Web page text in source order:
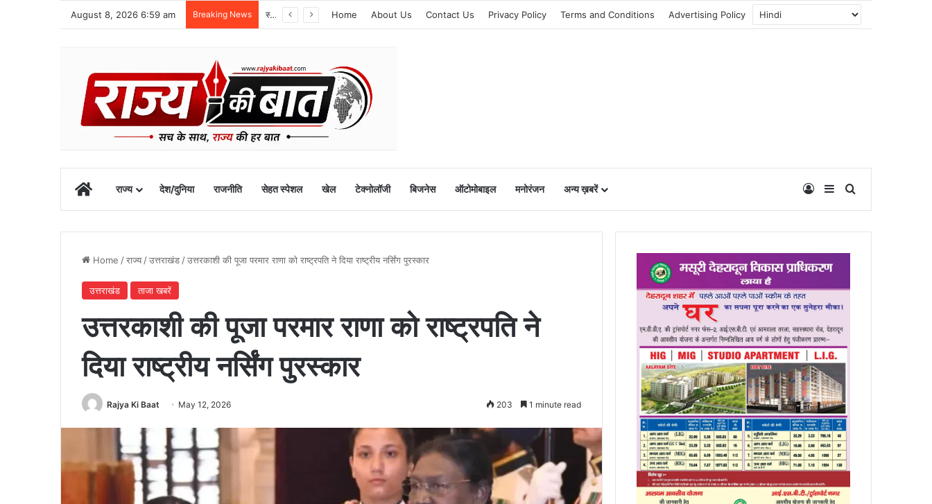
August 8, 2026 6:59 am Breaking News स्वतंत्रता दिवस समारोह की तैयारियां तेज, डीएम ने की तैयारियों की समीक्षा Home About Us Contact Us Privacy Policy Terms and Conditions Advertising Policy
Homeराज्य देश/दुनिया राजनीति सेहत स्पेशल खेल टेक्नोलॉजी बिजनेस ऑटोमोबाइल मनोरंजन अन्य ख़बरें Log InSidebar
Home /राज्य /उत्तराखंड /उत्तरकाशी की पूजा परमार राणा को राष्ट्रपति ने दिया राष्ट्रीय नर्सिंग पुरस्कार
उत्तराखंड ताजा खबरें
उत्तरकाशी की पूजा परमार राणा को राष्ट्रपति ने
दिया राष्ट्रीय नर्सिंग पुरस्कार
Rajya Ki Baat May 12, 2026 203 1 minute read